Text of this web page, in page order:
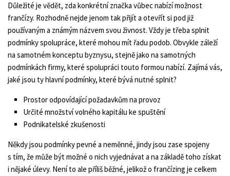
Důležité je vědět, zda konkrétní značka vůbec nabízí možnost
frančízy. Rozhodně nejde jenom tak přijít a otevřít si pod již
používaným a známým názvem svou živnost. Vždy je třeba splnit
podmínky spolupráce, které mohou mít řadu podob. Obvykle záleží
na samotném konceptu byznysu, stejně jako na samotných
podmínkách firmy, které spolupráci touto formou nabízí. Zajímá vás,
jaké jsou ty hlavní podmínky, které bývá nutné splnit?
Prostor odpovídající požadavkům na provoz
Určité množství volného kapitálu ke spuštění
Podnikatelské zkušenosti
Někdy jsou podmínky pevné a neměnné, jindy jsou zase spojeny
s tím, že může být možné o nich vyjednávat a na základě toho získat
i nějaké úlevy. Není to ale příliš běžné, jelikož o frančízing je celkem